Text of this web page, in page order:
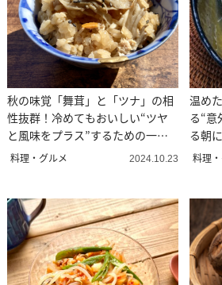
秋の味覚「舞茸」と「ツナ」の相
性抜群！冷めてもおいしい“ツヤ
と風味をプラス”するための一工
夫とは？
料理・グルメ 2024.10.23
温め
る“意
る朝
ー”
料理